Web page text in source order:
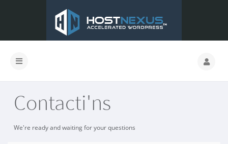
Contacti'ns
We're ready and waiting for your questions